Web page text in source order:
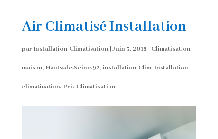
Air Climatisé Installation
parInstallation Climatisation |Juin 5, 2019 | Climatisation
maison, Hauts-de-Seine-92, installation Clim, Installation
climatisation, Prix Climatisation